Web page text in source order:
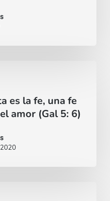
es la fe, una fe
amor (Gal 5: 6)